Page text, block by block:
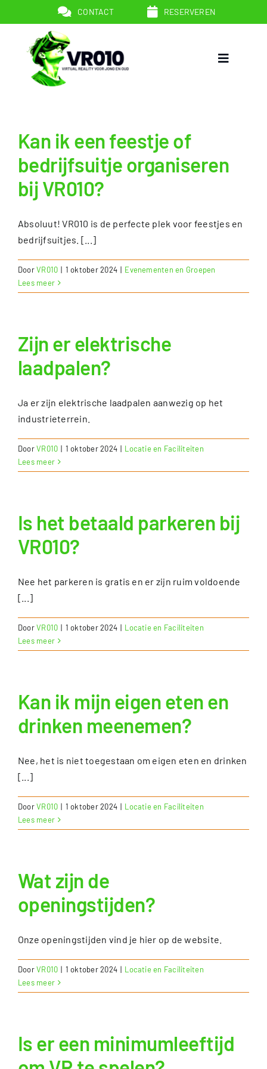
naar
CONTACT RESERVEREN
Toggle
VR Games
Uitleg
Over VR010
Contact
Kan ik een feestje of
bedrijfsuitje organiseren
bij VR010?
Absoluut! VR010 is de perfecte plek voor feestjes en
bedrijfsuitjes. [...]
DoorVR010 | 1 oktober 2024 | Evenementen en Groepen
Lees meer
Zijn er elektrische
laadpalen?
Ja er zijn elektrische laadpalen aanwezig op het
industrieterrein.
DoorVR010 | 1 oktober 2024 | Locatie en Faciliteiten
Lees meer
Is het betaald parkeren bij
VR010?
Nee het parkeren is gratis en er zijn ruim voldoende
[...]
DoorVR010 | 1 oktober 2024 | Locatie en Faciliteiten
Lees meer
Kan ik mijn eigen eten en
drinken meenemen?
Nee, het is niet toegestaan om eigen eten en drinken
[...]
DoorVR010 | 1 oktober 2024 | Locatie en Faciliteiten
Lees meer
Wat zijn de
openingstijden?
Onze openingstijden vind je hier op de website.
DoorVR010 | 1 oktober 2024 | Locatie en Faciliteiten
Lees meer
Is er een minimumleeftijd